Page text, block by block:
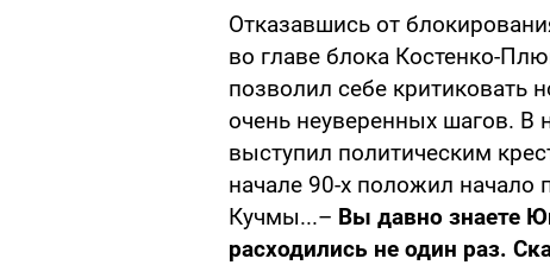
Отказавшись от
во главе блока Костенко-
позволил себе критиковать
очень неуверенных шагов. В
выступил политическим
начале 90-х положил начало
Кучмы...– Вы давно знаете
расходились не один раз.